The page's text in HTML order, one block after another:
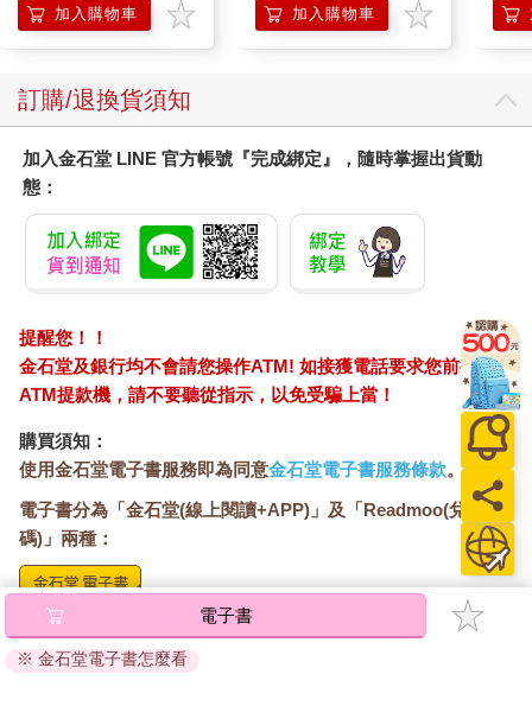
加入購物車 加入購物車
防
尿
訂購/退換貨須知
加入金石堂 LINE 官方帳號『完成綁定』，隨時掌握出貨動
態：
提醒您！！
金石堂及銀行均不會請您操作ATM! 如接獲電話要求您前往
ATM提款機，請不要聽從指示，以免受騙上當！
購買須知：
使用金石堂電子書服務即為同意金石堂電子書服務條款。
電子書分為「金石堂(線上閱讀+APP)」及「Readmoo(兌換
碼)」兩種：
將儲存於會員中心→電子書服務「我的e書櫃」，點選線上
閱讀直接開啟閱讀。
電子書
※ 金石堂電子書怎麼看